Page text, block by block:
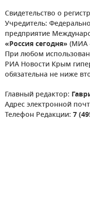
Свидетельство о
Учредитель:
предприятие
«Россия сегодня» (МИА
При любом
РИА Новости Крым
обязательна не ниже
Главный редактор:
Адрес электронной
Телефон Редакции: 7